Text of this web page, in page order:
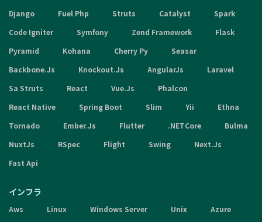
Django
Fuel Php Struts Catalyst
Spark
Code Igniter
Symfony Zend Framework
Flask
Pyramid
Kohana Cherry Py
Seasar
Backbone.Js
Knockout.Js AngularJs
Laravel
Sa Struts
React Vue.Js
Phalcon
React Native
Spring Boot Slim Yii
Ethna
Tornado
Ember.Js Flutter .NETCore
Bulma
NuxtJs
RSpec Flight Swing
Next.Js
Fast Api
インフラ
Aws Linux Windows Server Unix
Azure